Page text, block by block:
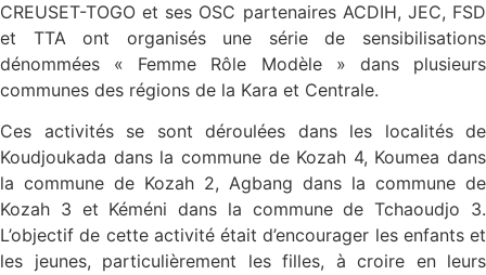
CREUSET-TOGO et ses OSC partenaires ACDIH, JEC, FSD
et TTA ont organisés une série de sensibilisations
dénommées « Femme Rôle Modèle » dans plusieurs
communes des régions de la Kara et Centrale.
Ces activités se sont déroulées dans les localités de
Koudjoukada dans la commune de Kozah 4, Koumea dans
la commune de Kozah 2, Agbang dans la commune de
Kozah 3 et Kéméni dans la commune de Tchaoudjo 3.
L’objectif de cette activité était d’encourager les enfants et
les jeunes, particulièrement les filles, à croire en leurs